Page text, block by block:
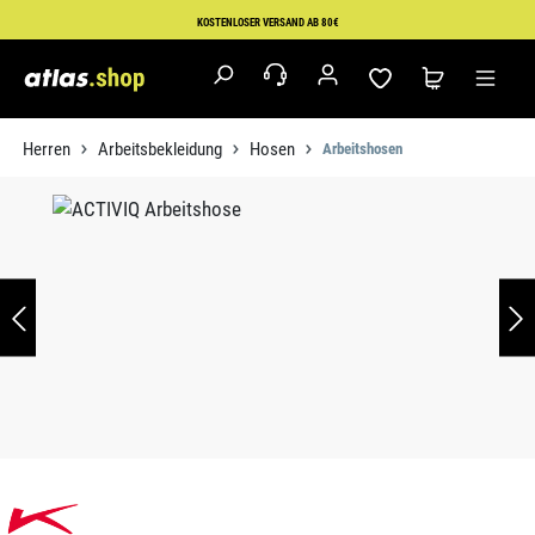
Zum Hauptinhalt springenKOSTENLOSER VERSAND AB 80€
Herren Arbeitsbekleidung Hosen Arbeitshosen
Bildergalerie überspringen